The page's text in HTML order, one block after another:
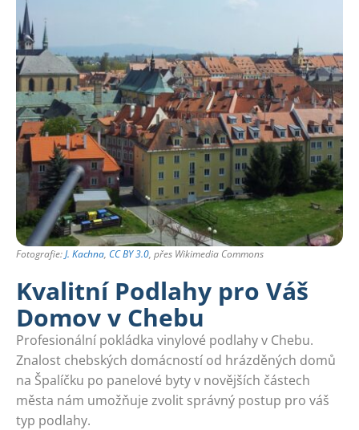
Fotografie:J. Kachna, CC BY 3.0, přes Wikimedia Commons
Kvalitní Podlahy pro Váš
Domov v Chebu
Profesionální pokládka vinylové podlahy v Chebu.
Znalost chebských domácností od hrázděných domů
na Špalíčku po panelové byty v novějších částech
města nám umožňuje zvolit správný postup pro váš
typ podlahy.